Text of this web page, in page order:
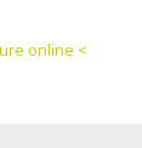
online <